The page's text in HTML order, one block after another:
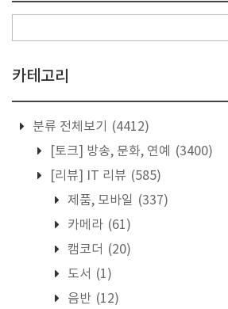
카테고리
분류 전체보기
(4412)
[토크] 방송, 문화, 연예
(3400)
[리뷰] IT 리뷰 (585)
제품, 모바일 (337)
카메라 (61)
캠코더 (20)
도서 (1)
음반 (12)